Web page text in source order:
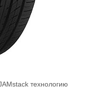
технологию